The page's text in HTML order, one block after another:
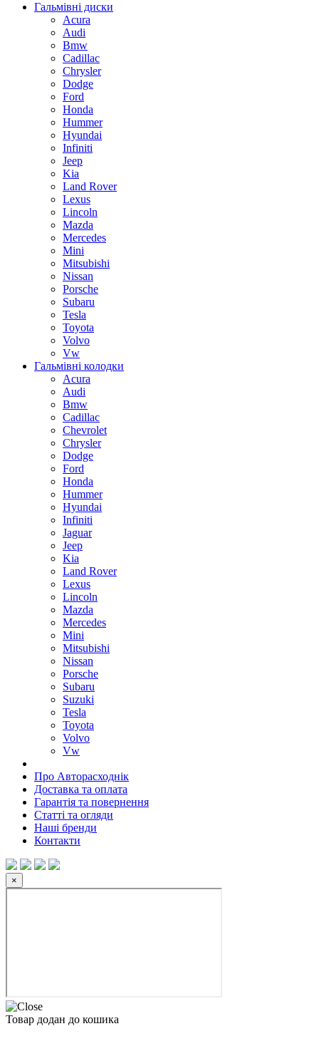
Гальмівні диски
Acura
Audi
Bmw
Cadillac
Chrysler
Dodge
Ford
Honda
Hummer
Hyundai
Infiniti
Jeep
Kia
Land Rover
Lexus
Lincoln
Mazda
Mercedes
Mini
Mitsubishi
Nissan
Porsche
Subaru
Tesla
Toyota
Volvo
Vw
Гальмівні колодки
Acura
Audi
Bmw
Cadillac
Chevrolet
Chrysler
Dodge
Ford
Honda
Hummer
Hyundai
Infiniti
Jaguar
Jeep
Kia
Land Rover
Lexus
Lincoln
Mazda
Mercedes
Mini
Mitsubishi
Nissan
Porsche
Subaru
Suzuki
Tesla
Toyota
Volvo
Vw
Про Авторасходнік
Доставка та оплата
Гарантія та повернення
Статті та огляди
Наші бренди
Контакти
×
Товар додан до кошика